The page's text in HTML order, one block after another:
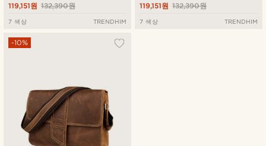
132,390원
119,151원
7 색상 TRENDHIM
132,390원
119,151원
7 색상 TRENDHIM
-10%